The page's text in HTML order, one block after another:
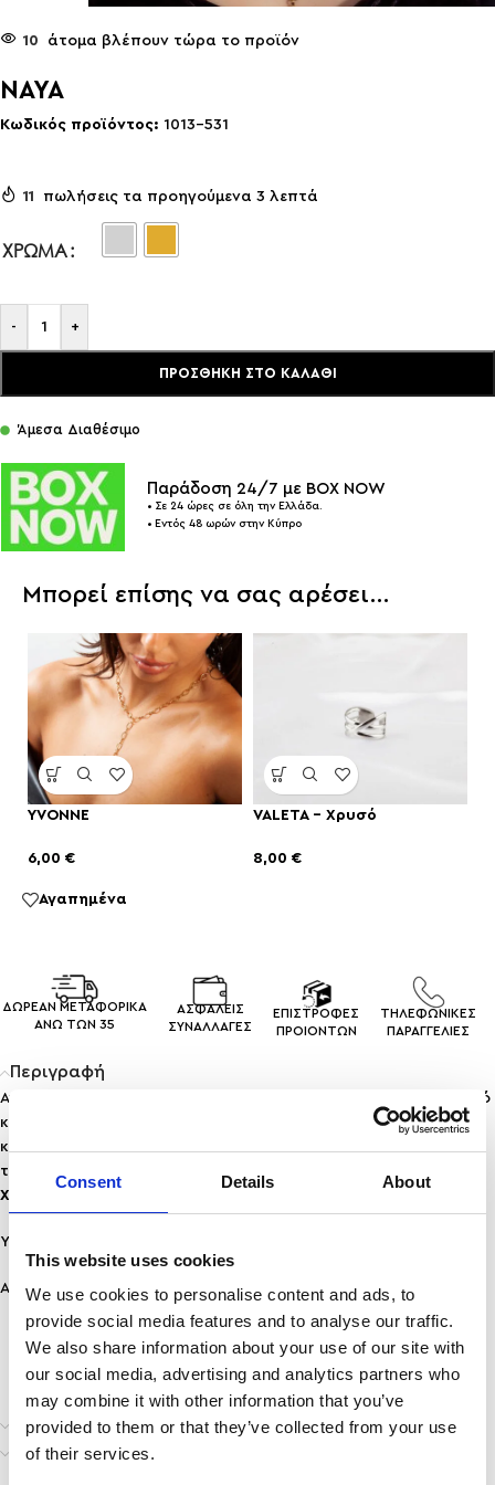
Consent Details About
This website uses cookies
We use cookies to personalise content and ads, to
provide social media features and to analyse our traffic.
We also share information about your use of our site with
our social media, advertising and analytics partners who
may combine it with other information that you’ve
provided to them or that they’ve collected from your use
of their services.
10 άτομα βλέπουν τώρα το προϊόν
NAYA
Κωδικός προϊόντος: 1013-531
11 πωλήσεις τα προηγούμενα 3 λεπτά
ΧΡΏΜΑ
- +
ΠΡΟΣΘΉΚΗ ΣΤΟ ΚΑΛΆΘΙ
Άμεσα Διαθέσιμο
Παράδοση 24/7 με BOX NOW
• Σε 24 ώρες σε όλη την Ελλάδα.
• Εντός 48 ωρών στην Κύπρο
Μπορεί επίσης να σας αρέσει…
YVONNE
6,00 €
VALETA – Χρυσό
8,00 €
Αγαπημένα
ΔΩΡΕΑΝ ΜΕΤΑΦΟΡΙΚΑ
ΑΝΩ ΤΩΝ 35
ΑΣΦΑΛΕΙΣ
ΣΥΝΑΛΛΑΓEΣ
ΕΠΙΣΤΡΟΦΕΣ
ΠΡΟΙΟΝΤΩΝ
ΤΗΛΕΦΩΝΙΚΕΣ
ΠΑΡΑΓΓΕΛΙΕΣ
Περιγραφή
Ανακάλυψε τη διαχρονική κομψότητα με το NAYA– ένα λαμπερό
κολιέ , σχεδιασμένο για να αγκαλιάζει αισθησιακά τον λαιμό
και να καταλήγει σε μια εντυπωσιακή κάθετη γραμμή που
τραβάει τα βλέμματα.
Χαρακτηριστικά:
Υλικό: Ανοξείδωτο Ατσάλι
Ανθεκτικότητα: Ανθεκτικό σε νερό & άρωμα, δε μαυρίζει!
Επιπλέον πληροφορίες
Αποστολή & Παράδοση